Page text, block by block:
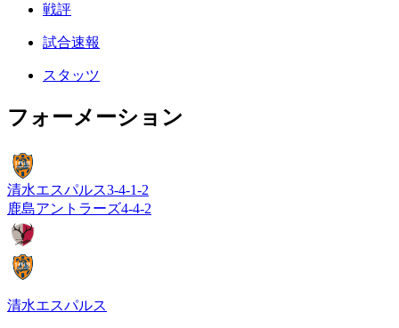
戦評
試合速報
スタッツ
フォーメーション
清水エスパルス3-4-1-2
鹿島アントラーズ4-4-2
清水エスパルス